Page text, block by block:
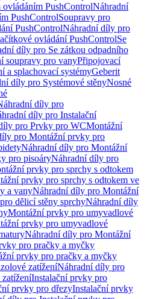
PushControlNáhradní
PushControlSoupravy pro
PushControlNáhradní díly pro
ovládání PushControlSe
díly pro Se zátkou odpadního
soupravy pro vanyPřipojovací
a splachovací systémyGeberit
díly pro Systémové stěnyNosné
díly pro
díly pro Instalační
pro Prvky pro WCMontážní
pro Montážní prvky pro
Náhradní díly pro Montážní
pro pisoáryNáhradní díly pro
prvky pro sprchy s odtokem
prvky pro sprchy s odtokem ve
a vanyNáhradní díly pro Montážní
dělicí stěny sprchyNáhradní díly
Montážní prvky pro umyvadlové
prvky pro umyvadlové
Náhradní díly pro Montážní
pro pračky a myčky
prvky pro pračky a myčky
zatíženíNáhradní díly pro
Instalační prvky pro
prvky pro dřezyInstalační prvky